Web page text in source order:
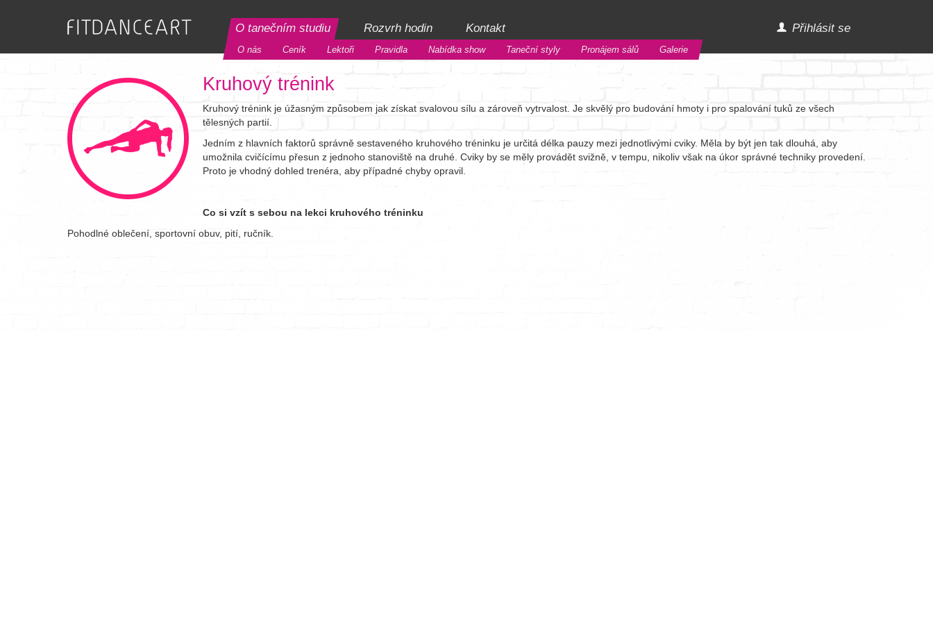
O tanečním studiu
O nás Ceník Lektoři Pravidla Nabídka show Taneční styly Pronájem sálů Galerie
Rozvrh hodin Kontakt Přihlásit se
Kruhový trénink
Kruhový trénink je úžasným způsobem jak získat svalovou sílu a zároveň vytrvalost. Je skvělý pro budování hmoty i pro spalování tuků ze všech
tělesných partií.
Jedním z hlavních faktorů správně sestaveného kruhového tréninku je určitá délka pauzy mezi jednotlivými cviky. Měla by být jen tak dlouhá, aby
umožnila cvičícímu přesun z jednoho stanoviště na druhé. Cviky by se měly provádět svižně, v tempu, nikoliv však na úkor správné techniky provedení.
Proto je vhodný dohled trenéra, aby případné chyby opravil.
Co si vzít s sebou na lekci kruhového tréninku
Pohodlné oblečení, sportovní obuv, pití, ručník.